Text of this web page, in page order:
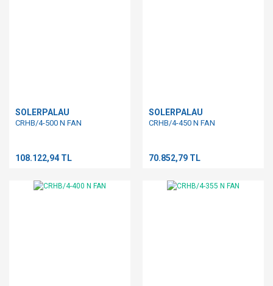
SOLERPALAU
CRHB/4-500 N FAN
108.122,94 TL
SOLERPALAU
CRHB/4-450 N FAN
70.852,79 TL